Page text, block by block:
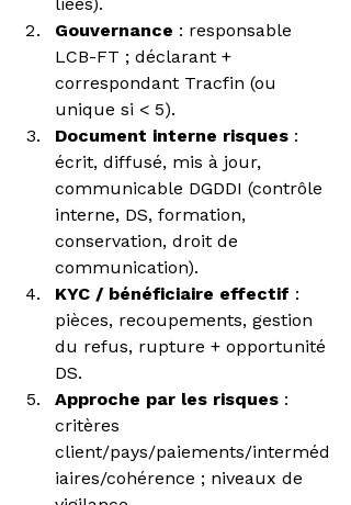
Gouvernance : responsable
LCB-FT ; déclarant +
correspondant Tracfin (ou
unique si < 5).
Document interne risques :
écrit, diffusé, mis à jour,
communicable DGDDI (contrôle
interne, DS, formation,
conservation, droit de
communication).
KYC / bénéficiaire effectif :
pièces, recoupements, gestion
du refus, rupture + opportunité
DS.
Approche par les risques :
critères
client/pays/paiements/interméd
iaires/cohérence ; niveaux de